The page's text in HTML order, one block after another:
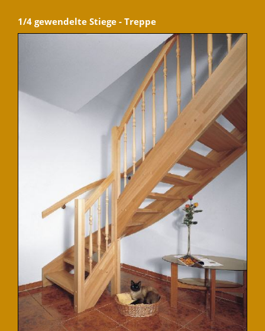
1/4 gewendelte Stiege - Treppe